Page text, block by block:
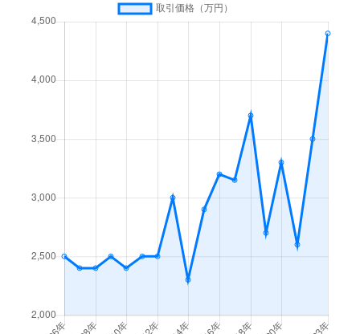
仁保新町
24,000万円 広島
徒歩45分
徒歩26分
広島
徒歩25分
本浦町
750万円 広島
徒歩45分
15,000万円
徒歩45分
19,000万円
皆実町
9,200万円 広島
徒歩45分